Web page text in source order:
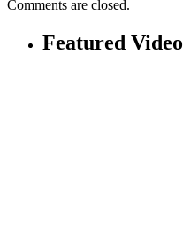
Comments are closed.
Featured Video